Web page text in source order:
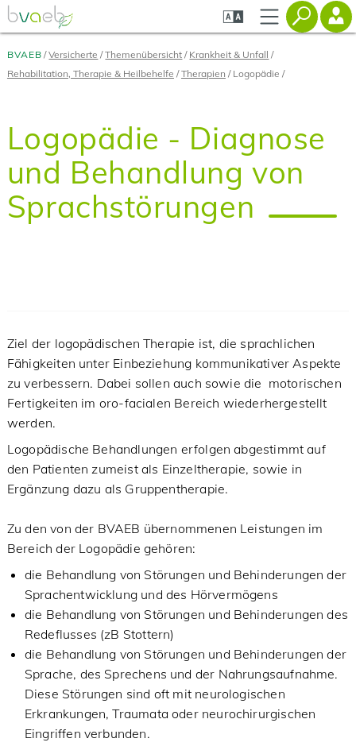
Zum
Seiteninhalt
springen
Zur
Navigation
springen
Zur
Mobilen
Navigation
BVAEB Versicherte Themenübersicht
Krankheit & Unfall
Rehabilitation, Therapie & Heilbehelfe
Therapien Logopädie
Logopädie - Diagnose
und Behandlung von
Sprachstörungen
Ziel der logopädischen Therapie ist, die sprachlichen
Fähigkeiten unter Einbeziehung kommunikativer Aspekte
zu verbessern. Dabei sollen auch sowie die motorischen
Fertigkeiten im oro-facialen Bereich wiederhergestellt
werden.
Logopädische Behandlungen erfolgen abgestimmt auf
den Patienten zumeist als Einzeltherapie, sowie in
Ergänzung dazu als Gruppentherapie.
Zu den von der BVAEB übernommenen Leistungen im
Bereich der Logopädie gehören:
die Behandlung von Störungen und Behinderungen der
Sprachentwicklung und des Hörvermögens
die Behandlung von Störungen und Behinderungen des
Redeflusses (zB Stottern)
die Behandlung von Störungen und Behinderungen der
Sprache, des Sprechens und der Nahrungsaufnahme.
Diese Störungen sind oft mit neurologischen
Erkrankungen, Traumata oder neurochirurgischen
Eingriffen verbunden.